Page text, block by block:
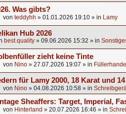
Was gibts?
von teddyhh » 01.01.2026 19:10 » in Lamy
Hub 2026
best.quality » 09.06.2026 15:32 » in
zieht keine Tinte
von Nino » 27.07.2026 19:07 » in
für Lamy 2000, 18 Karat und
von Nino » 04.08.2026 10:58 » in
Sheaffers: Target, Imperial,
von Hinterland » 20.07.2026 16:46 » in